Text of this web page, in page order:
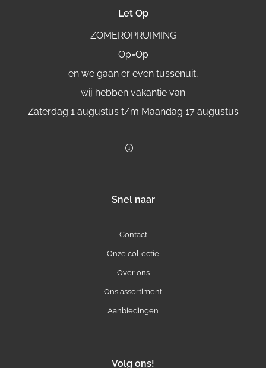
Let Op
ZOMEROPRUIMING
Op=Op
en we gaan er even tussenuit,
wij hebben vakantie van
Zaterdag 1 augustus t/m Maandag 17 augustus
Snel naar
Contact
Onze collectie
Over ons
Ons assortiment
Aanbiedingen
Volg ons!